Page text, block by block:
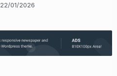
22/01/2026